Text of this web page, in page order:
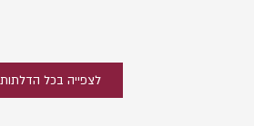
לצפייה בכל הדלתות